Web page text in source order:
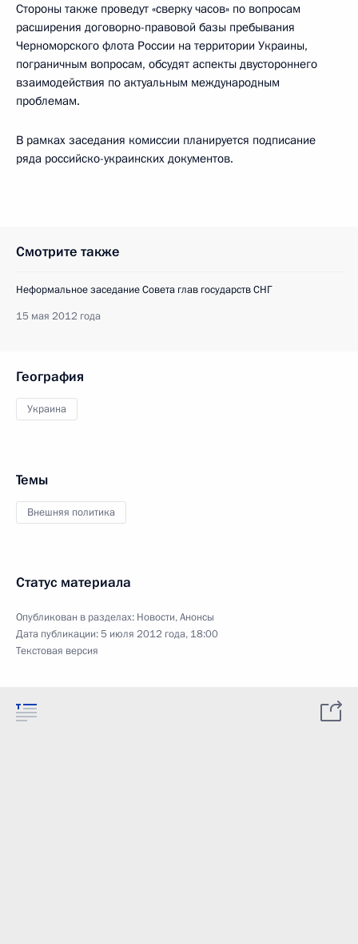
Стороны также проведут «сверку часов» по вопросам
расширения договорно-правовой базы пребывания
Черноморского флота России на территории Украины,
пограничным вопросам, обсудят аспекты двустороннего
взаимодействия по актуальным международным
проблемам.
В рамках заседания комиссии планируется подписание
ряда российско-украинских документов.
Смотрите также
Неформальное заседание Совета глав государств СНГ
15 мая 2012 года
География
Украина
Темы
Внешняя политика
Статус материала
Опубликован в разделах: Новости,Анонсы
Дата публикации:5 июля 2012 года, 18:00
Текстовая версия